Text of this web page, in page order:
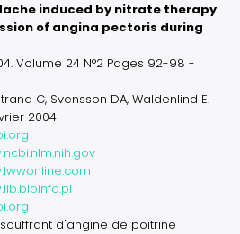
induced by nitrate therapy
of angina pectoris during
Volume 24 N°2 Pages 92-98 -
C, Svensson DA, Waldenlind E.
2004
d'angine de poitrine